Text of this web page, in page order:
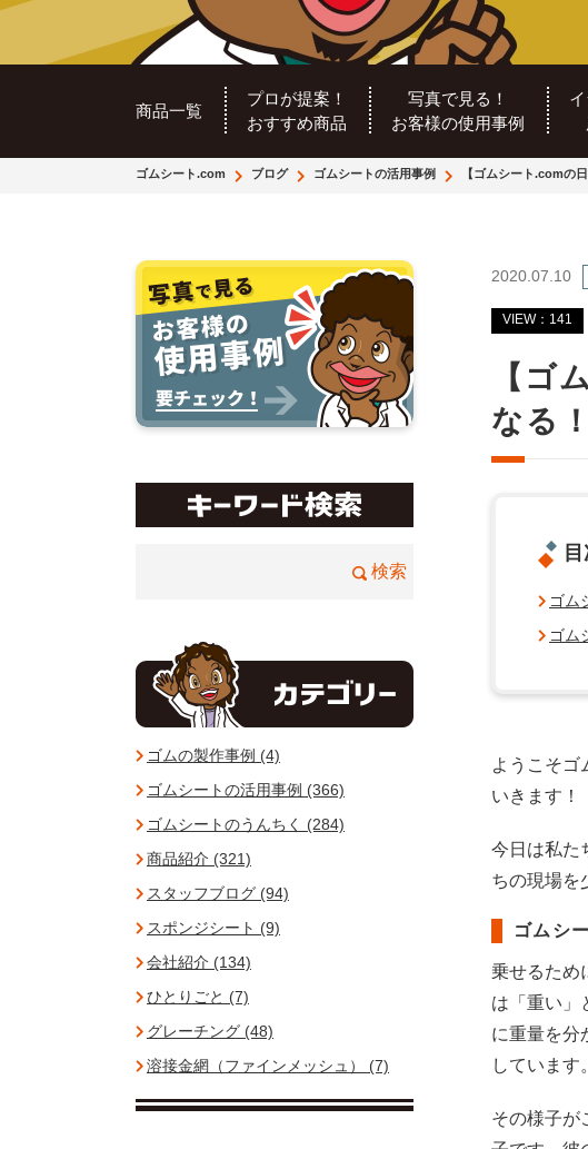
商品一覧
プロが提案！
おすすめ商品
写真で見る！
お客様の使用事例
ゴムシート.com ブログ ゴムシートの活用事例 【ゴムシート.comの
2020.07.10
VIEW：141
【ゴ
なる！
ゴム
ゴム
ようこそゴ
いきます！
今日は私た
ちの現場を
ゴムシ
乗せるため
は「重い」
に重量を分
しています
その様子が
ゴムの製作事例 (4)
ゴムシートの活用事例 (366)
ゴムシートのうんちく (284)
商品紹介 (321)
スタッフブログ (94)
スポンジシート (9)
会社紹介 (134)
ひとりごと (7)
グレーチング (48)
溶接金網（ファインメッシュ） (7)